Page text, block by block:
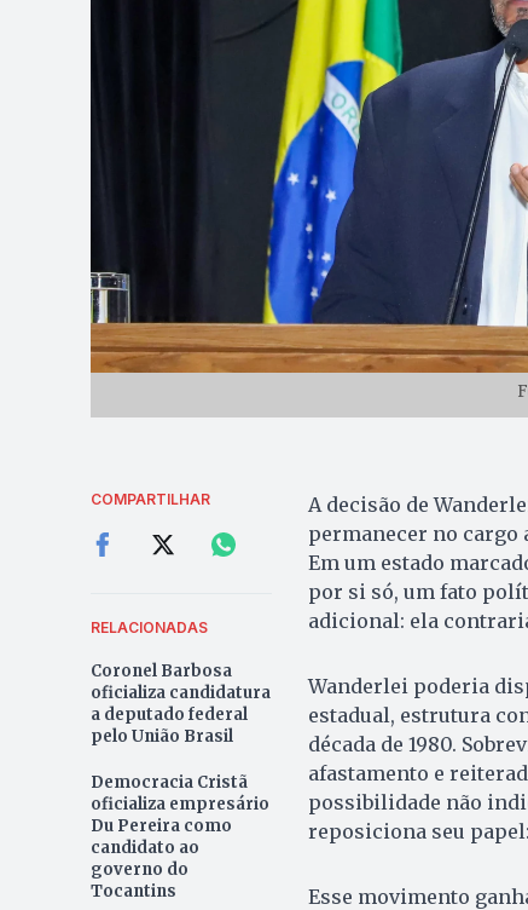
COMPARTILHAR
RELACIONADAS
Coronel Barbosa
oficializa candidatura
a deputado federal
pelo União Brasil
Democracia Cristã
oficializa empresário
Du Pereira como
candidato ao
governo do
Tocantins
A decisão de
permanecer no cargo
Em um estado
por si só, um fato
adicional: ela
Wanderlei poderia
estadual, estrutura
década de 1980.
afastamento e
possibilidade não
reposiciona seu
Esse movimento